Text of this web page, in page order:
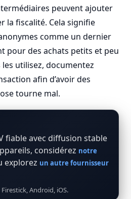
peuvent ajouter
la fiscalité. Cela signifie
comme un dernier
pour des achats petits et peu
utilisez, documentez
afin d’avoir des
tourne mal.
fiable avec diffusion stable
considérez notre
explorez un autre fournisseur
Android, iOS.